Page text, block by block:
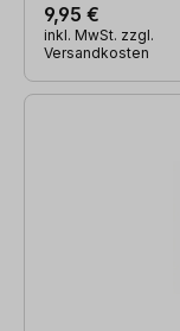
9,95 €
inkl. MwSt. zzgl.
Versandkosten